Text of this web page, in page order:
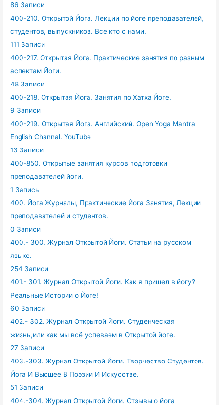
86 Записи
400-210. Открытой Йога. Лекции по йоге преподавателей,
студентов, выпускников. Все кто с нами.
111 Записи
400-217. Открытая Йога. Практические занятия по разным
аспектам Йоги.
48 Записи
400-218. Открытая Йога. Занятия по Хатха Йоге.
9 Записи
400-219. Открытая Йога. Английский. Open Yoga Mantra
English Channal. YouTube
13 Записи
400-850. Открытые занятия курсов подготовки
преподавателей йоги.
1 Запись
400. Йога Журналы, Практические Йога Занятия, Лекции
преподавателей и студентов.
0 Записи
400.- 300. Журнал Открытой Йоги. Статьи на русском
языке.
254 Записи
401.- 301. Журнал Открытой Йоги. Как я пришел в йогу?
Реальные Истории о Йоге!
60 Записи
402.- 302. Журнал Открытой Йоги. Студенческая
жизнь,или как мы всё успеваем в Открытой йоге.
27 Записи
403.-303. Журнал Открытой Йоги. Творчество Студентов.
Йога И Высшее В Поэзии И Искусстве.
51 Записи
404.-304. Журнал Открытой Йоги. Отзывы о йога